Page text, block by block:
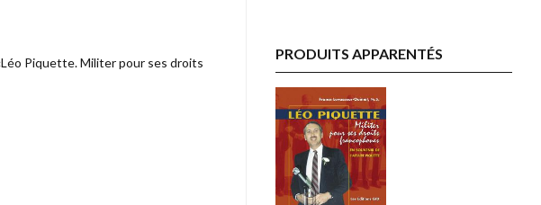
Piquette. Militer pour ses droits
PRODUITS APPARENTÉS